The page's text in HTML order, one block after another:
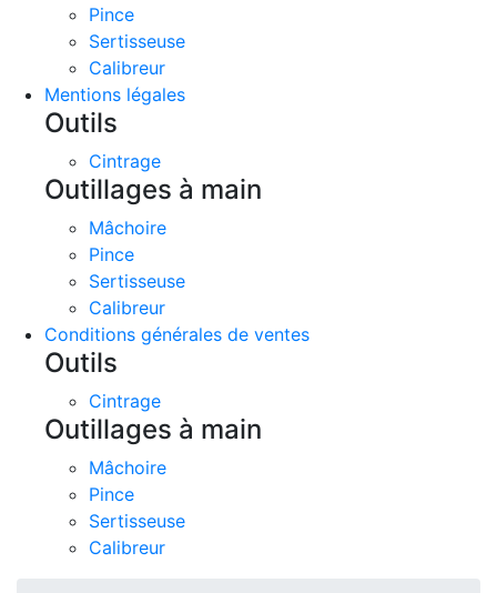
Pince
Sertisseuse
Calibreur
Mentions légales
Outils
Cintrage
Outillages à main
Mâchoire
Pince
Sertisseuse
Calibreur
Conditions générales de ventes
Outils
Cintrage
Outillages à main
Mâchoire
Pince
Sertisseuse
Calibreur